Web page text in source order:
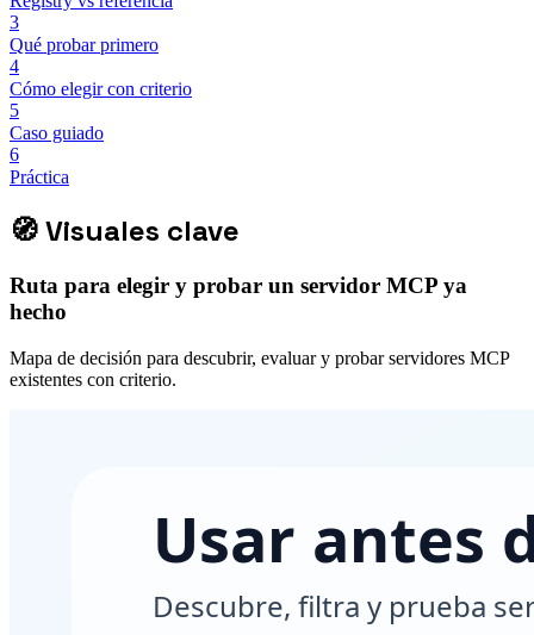
3
Qué probar primero
4
Cómo elegir con criterio
5
Caso guiado
6
Práctica
🧭Visuales clave
Ruta para elegir y probar un servidor MCP ya
hecho
Mapa de decisión para descubrir, evaluar y probar servidores MCP
existentes con criterio.